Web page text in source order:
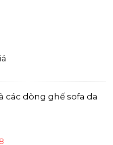
các dòng ghế sofa da